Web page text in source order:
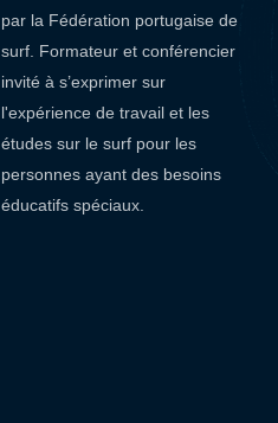
par la Fédération portugaise de
surf. Formateur et conférencier
invité à s’exprimer sur
l'expérience de travail et les
études sur le surf pour les
personnes ayant des besoins
éducatifs spéciaux.